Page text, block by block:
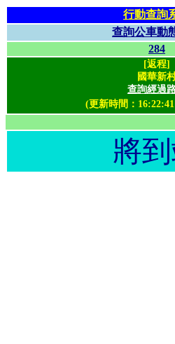
行動查詢
查詢公車動
284
[返程]
國華新
查詢經過
(更新時間： 16:22:41
將